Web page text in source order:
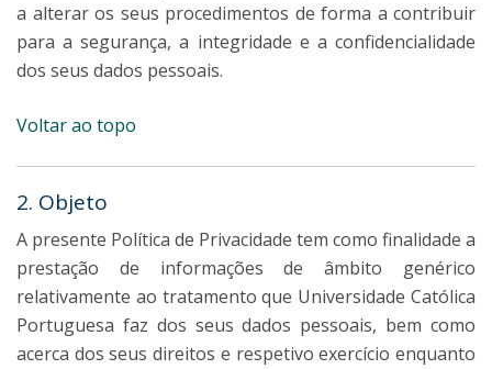
a alterar os seus procedimentos de forma a contribuir
para a segurança, a integridade e a confidencialidade
dos seus dados pessoais.
Voltar ao topo
2. Objeto
A presente Política de Privacidade tem como finalidade a
prestação de informações de âmbito genérico
relativamente ao tratamento que Universidade Católica
Portuguesa faz dos seus dados pessoais, bem como
acerca dos seus direitos e respetivo exercício enquanto